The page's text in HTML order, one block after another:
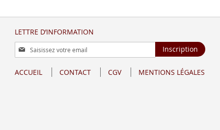
LETTRE D’INFORMATION
Inscription
à
lettre
Inscription
ACCUEIL CONTACT CGV MENTIONS LÉGALES